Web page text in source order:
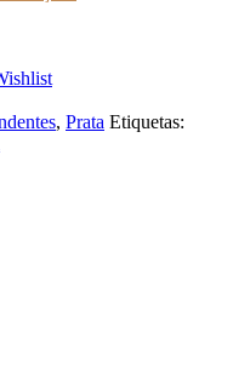
, Prata Etiquetas: